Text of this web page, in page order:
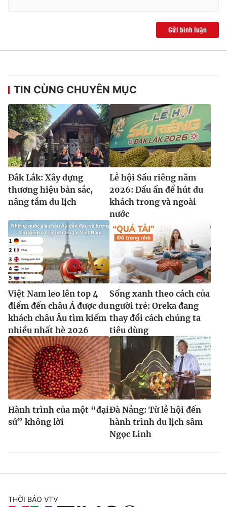
Gửi bình luận
TIN CÙNG CHUYÊN MỤC
Đắk Lắk: Xây dựng
thương hiệu bản sắc,
nâng tầm du lịch
Lễ hội Sầu riêng năm
2026: Dấu ấn để hút du
khách trong và ngoài
nước
Việt Nam leo lên top 4
điểm đến châu Á được du
khách châu Âu tìm kiếm
nhiều nhất hè 2026
Sống xanh theo cách của
người trẻ: Oreka đang
thay đổi cách chúng ta
tiêu dùng
Hành trình của một “đại
sứ” không lời
Đà Nẵng: Từ lễ hội đến
hành trình du lịch sâm
Ngọc Linh
THỜI BÁO VTV